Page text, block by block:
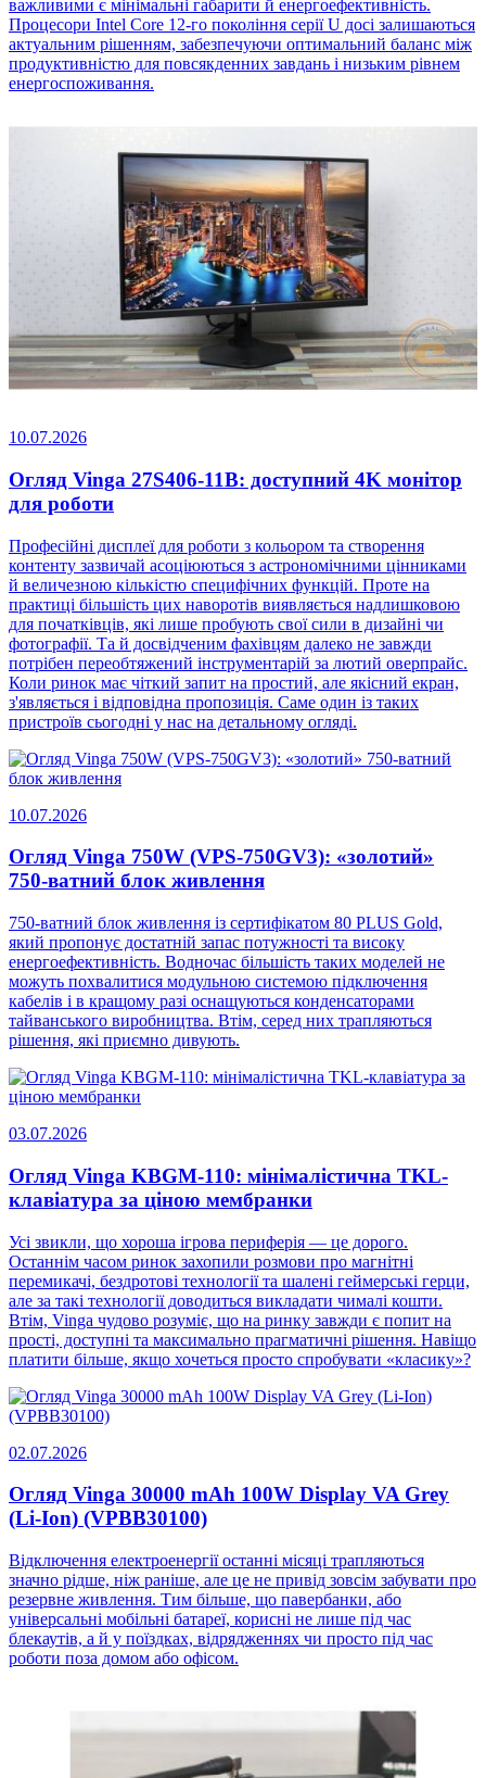
важливими є мінімальні габарити й енергоефективність.
Процесори Intel Core 12-го покоління серії U досі залишаються
актуальним рішенням, забезпечуючи оптимальний баланс між
продуктивністю для повсякденних завдань і низьким рівнем
енергоспоживання.
10.07.2026
Огляд Vinga 27S406-11B: доступний 4K монітор
для роботи
Професійні дисплеї для роботи з кольором та створення
контенту зазвичай асоціюються з астрономічними цінниками
й величезною кількістю специфічних функцій. Проте на
практиці більшість цих наворотів виявляється надлишковою
для початківців, які лише пробують свої сили в дизайні чи
фотографії. Та й досвідченим фахівцям далеко не завжди
потрібен переобтяжений інструментарій за лютий оверпрайс.
Коли ринок має чіткий запит на простий, але якісний екран,
з'являється і відповідна пропозиція. Саме один із таких
пристроїв сьогодні у нас на детальному огляді.
10.07.2026
Огляд Vinga 750W (VPS-750GV3): «золотий»
750-ватний блок живлення
750-ватний блок живлення із сертифікатом 80 PLUS Gold,
який пропонує достатній запас потужності та високу
енергоефективність. Водночас більшість таких моделей не
можуть похвалитися модульною системою підключення
кабелів і в кращому разі оснащуються конденсаторами
тайванського виробництва. Втім, серед них трапляються
рішення, які приємно дивують.
03.07.2026
Огляд Vinga KBGM-110: мінімалістична TKL-
клавіатура за ціною мембранки
Усі звикли, що хороша ігрова периферія — це дорого.
Останнім часом ринок захопили розмови про магнітні
перемикачі, бездротові технології та шалені геймерські герци,
але за такі технології доводиться викладати чималі кошти.
Втім, Vinga чудово розуміє, що на ринку завжди є попит на
прості, доступні та максимально прагматичні рішення. Навіщо
платити більше, якщо хочеться просто спробувати «класику»?
02.07.2026
Огляд Vinga 30000 mAh 100W Display VA Grey
(Li-Ion) (VPBB30100)
Відключення електроенергії останні місяці трапляються
значно рідше, ніж раніше, але це не привід зовсім забувати про
резервне живлення. Тим більше, що павербанки, або
універсальні мобільні батареї, корисні не лише під час
блекаутів, а й у поїздках, відрядженнях чи просто під час
роботи поза домом або офісом.